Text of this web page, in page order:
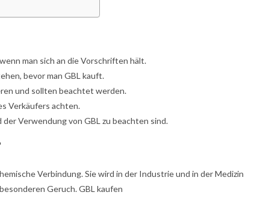
man sich an die Vorschriften hält.
bevor man GBL kauft.
und sollten beachtet werden.
Verkäufers achten.
Verwendung von GBL zu beachten sind.
Verbindung. Sie wird in der Industrie und in der Medizin
Geruch. GBL kaufen